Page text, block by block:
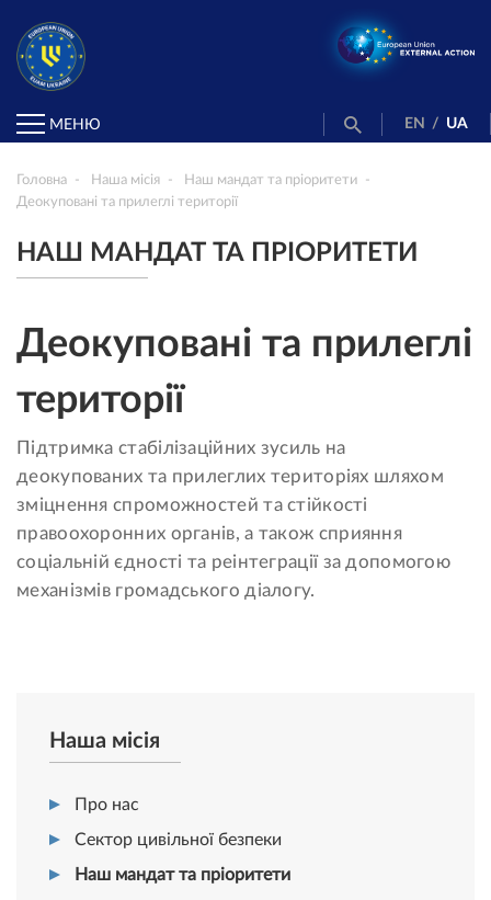
МЕНЮ EN / UA
Головна Наша місія
Наш мандат та пріоритети
Деокуповані та прилеглі території
НАШ МАНДАТ ТА ПРІОРИТЕТИ
Деокуповані та прилеглі
території
Підтримка стабілізаційних зусиль на
деокупованих та прилеглих територіях шляхом
зміцнення спроможностей та стійкості
правоохоронних органів, а також сприяння
соціальній єдності та реінтеграції за допомогою
механізмів громадського діалогу.
Наша місія
Про нас
Сектор цивільної безпеки
Наш мандат та пріоритети